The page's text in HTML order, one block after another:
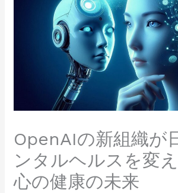
OpenAIの新組織が
ンタルヘルスを変
心の健康の未来